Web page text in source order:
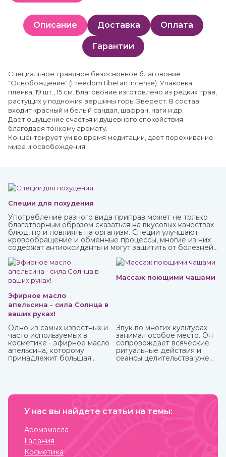
Описание Доставка Оплата
Гарантии
Специальное травяное безосновное благовоние
"Освобождение" (Freedom tibetan incense). Упаковка:
пленка, 19 шт., 15 см. Благовоние изготовлено из редких трав,
растущих у подножия вершины горы Эверест. В состав
входит красный и белый сандал, шафран, наги и др.
Дает ощущение счастья и душевного спокойствия
благодаря тонкому аромату.
Концентрирует ум во время медитации, дает переживание
мира и освобождения.
Специи для похудения
Употребление разного вида приправ может не только
благотворным образом сказаться на вкусовых качествах
блюд, но и повлиять на организм. Специи улучшают
кровообращение и обменные процессы, многие из них
содержат антиоксиданты и могут защитить от болезней,
чисто восточные, вы можете купить в интернет-магазине
ИндоКитай.
Эфирное масло
апельсина - сила Солнца в
ваших руках!
Одно из самых известных и
часто используемых в
косметике - эфирное масло
апельсина, которому
принадлежит большая
получения. Это яркий,
который подарит вам
Массаж поющими чашами
Звук во многих культурах
занимал особое место. Он
сопровождает всяческие
ритуальные действия и
сеансы целительства уже
У нас вы найдете статьи на темы:
Аромамасла
Гадания
Косметика